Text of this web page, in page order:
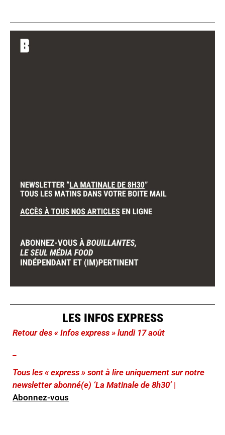
LES INFOS EXPRESS
Retour des « Infos express » lundi 17 août
Tous les « express » sont à lire uniquement sur notre
newsletter abonné(e) ‘La Matinale de 8h30’ |
Abonnez-vous